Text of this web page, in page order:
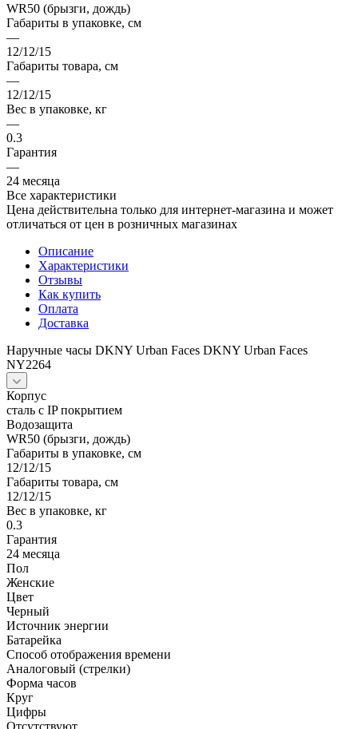
WR50 (брызги, дождь)
Габариты в упаковке, см
—
12/12/15
Габариты товара, см
—
12/12/15
Вес в упаковке, кг
—
0.3
Гарантия
—
24 месяца
Все характеристики
Цена действительна только для интернет-магазина и может
отличаться от цен в розничных магазинах
Описание
Характеристики
Отзывы
Как купить
Оплата
Доставка
Наручные часы DKNY Urban Faces DKNY Urban Faces
NY2264
Корпус
сталь с IP покрытием
Водозащита
WR50 (брызги, дождь)
Габариты в упаковке, см
12/12/15
Габариты товара, см
12/12/15
Вес в упаковке, кг
0.3
Гарантия
24 месяца
Пол
Женские
Цвет
Черный
Источник энергии
Батарейка
Способ отображения времени
Аналоговый (стрелки)
Форма часов
Круг
Цифры
Отсутствуют